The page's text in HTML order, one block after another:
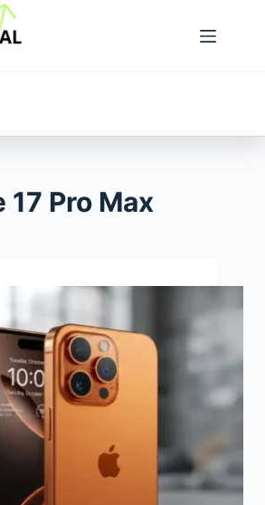
17 Pro Max